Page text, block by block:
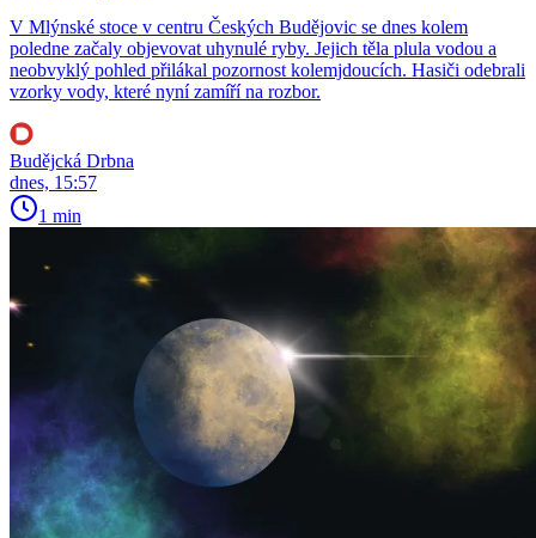
V Mlýnské stoce v centru Českých Budějovic se dnes kolem
poledne začaly objevovat uhynulé ryby. Jejich těla plula vodou a
neobvyklý pohled přilákal pozornost kolemjdoucích. Hasiči odebrali
vzorky vody, které nyní zamíří na rozbor.
Budějcká Drbna
dnes, 15:57
1 min